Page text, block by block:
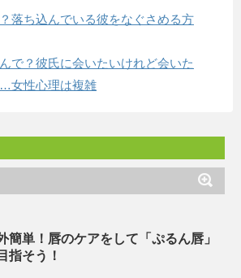
落ち込んでいる彼をなぐさめる方
で？彼氏に会いたいけれど会いた
…女性心理は複雑
簡単！唇のケアをして「ぷるん唇」
指そう！